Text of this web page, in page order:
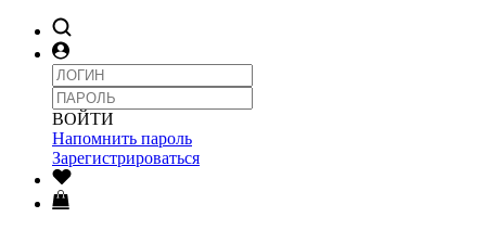
ВОЙТИ
Напомнить пароль
Зарегистрироваться